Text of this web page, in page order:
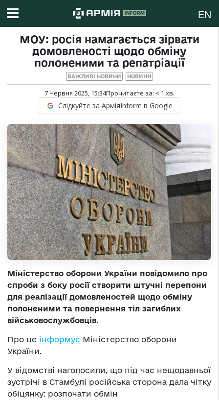
EN
МОУ: росія намагається зірвати
домовленості щодо обміну
полоненими та репатріації
ВАЖЛИВІ НОВИНИ НОВИНИ
7 Червня 2025, 15:34Прочитаєте за: < 1 хв.
Слідкуйте за АрміяInform в Google
Міністерство оборони України повідомило про
спроби з боку росії створити штучні перепони
для реалізації домовленостей щодо обміну
полоненими та повернення тіл загиблих
військовослужбовців.
Про це інформує Міністерство оборони
України.
У відомстві наголосили, що під час нещодавньої
зустрічі в Стамбулі російська сторона дала чітку
обіцянку: розпочати обмін